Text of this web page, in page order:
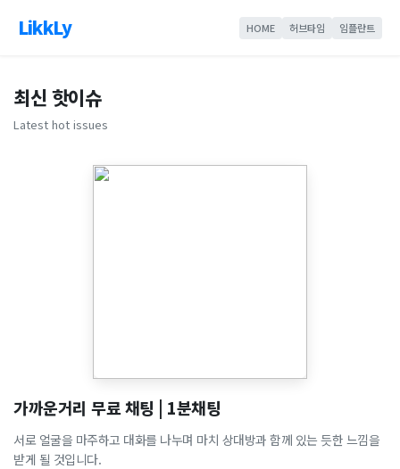
LikkLy HOME 허브타임 임플란트
최신 핫이슈
Latest hot issues
가까운거리 무료 채팅 | 1분채팅
서로 얼굴을 마주하고 대화를 나누며 마치 상대방과 함께 있는 듯한 느낌을
받게 될 것입니다.